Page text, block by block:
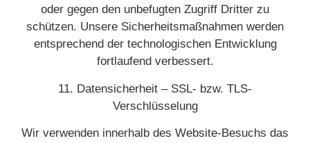
oder gegen den unbefugten Zugriff Dritter zu
schützen. Unsere Sicherheitsmaßnahmen werden
entsprechend der technologischen Entwicklung
fortlaufend verbessert.
11. Datensicherheit – SSL- bzw. TLS-
Verschlüsselung
Wir verwenden innerhalb des Website-Besuchs das